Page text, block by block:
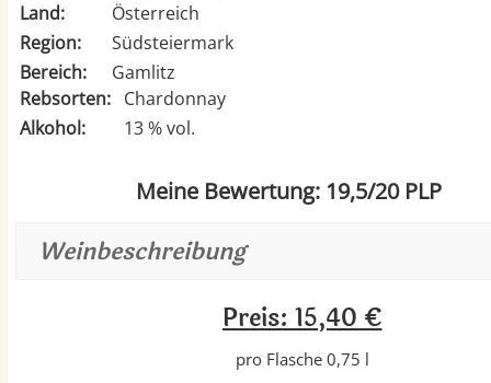
Land:
Österreich
Region:
Südsteiermark
Bereich:
Gamlitz
Rebsorten: Chardonnay
Alkohol:
13 % vol.
Meine Bewertung: 19,5/20 PLP
Weinbeschreibung
Preis: 15,40 €
pro Flasche 0,75 l